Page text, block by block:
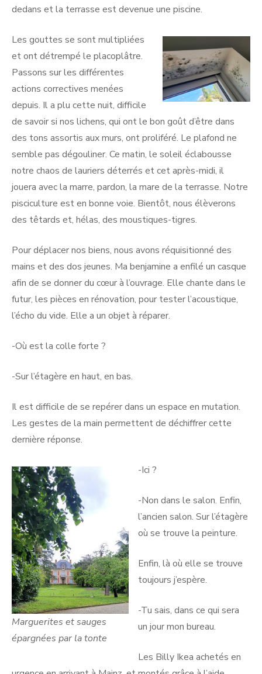
dedans et la terrasse est devenue une piscine.
Les gouttes se sont multipliées
et ont détrempé le placoplâtre.
Passons sur les différentes
actions correctives menées
depuis. Il a plu cette nuit, difficile
de savoir si nos lichens, qui ont le bon goût d’être dans
des tons assortis aux murs, ont proliféré. Le plafond ne
semble pas dégouliner. Ce matin, le soleil éclabousse
notre chaos de lauriers déterrés et cet après-midi, il
jouera avec la marre, pardon, la mare de la terrasse. Notre
pisciculture est en bonne voie. Bientôt, nous élèverons
des têtards et, hélas, des moustiques-tigres.
Pour déplacer nos biens, nous avons réquisitionné des
mains et des dos jeunes. Ma benjamine a enfilé un casque
afin de se donner du cœur à l’ouvrage. Elle chante dans le
futur, les pièces en rénovation, pour tester l’acoustique,
l’écho du vide. Elle a un objet à réparer.
-Où est la colle forte ?
-Sur l’étagère en haut, en bas.
Il est difficile de se repérer dans un espace en mutation.
Les gestes de la main permettent de déchiffrer cette
dernière réponse.
Marguerites et sauges
épargnées par la tonte
-Ici ?
-Non dans le salon. Enfin,
l’ancien salon. Sur l’étagère
où se trouve la peinture.
Enfin, là où elle se trouve
toujours j’espère.
-Tu sais, dans ce qui sera
un jour mon bureau.
Les Billy Ikea achetés en